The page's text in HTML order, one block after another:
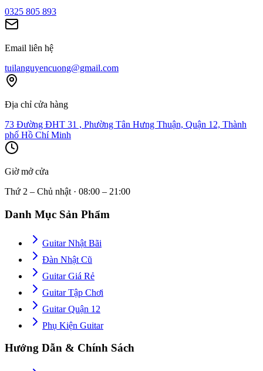
0325 805 893
Email liên hệ
tuilanguyencuong@gmail.com
Địa chỉ cửa hàng
73 Đường ĐHT 31 , Phường Tân Hưng Thuận, Quận 12, Thành
phố Hồ Chí Minh
Giờ mở cửa
Thứ 2 – Chủ nhật · 08:00 – 21:00
Danh Mục Sản Phẩm
Guitar Nhật Bãi
Đàn Nhật Cũ
Guitar Giá Rẻ
Guitar Tập Chơi
Guitar Quận 12
Phụ Kiện Guitar
Hướng Dẫn & Chính Sách